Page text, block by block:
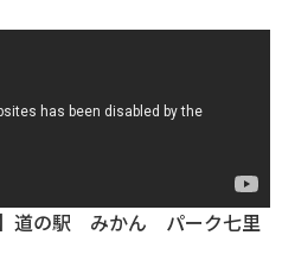
道の駅 みかん パーク七里